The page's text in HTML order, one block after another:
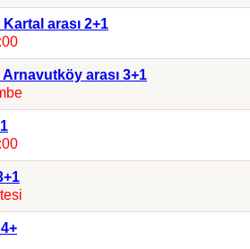
arası 2+1
arası 3+1